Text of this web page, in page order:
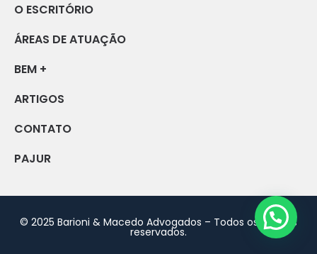
O ESCRITÓRIO
ÁREAS DE ATUAÇÃO
BEM +
ARTIGOS
CONTATO
PAJUR
© 2025 Barioni & Macedo Advogados – Todos os direitos
reservados.